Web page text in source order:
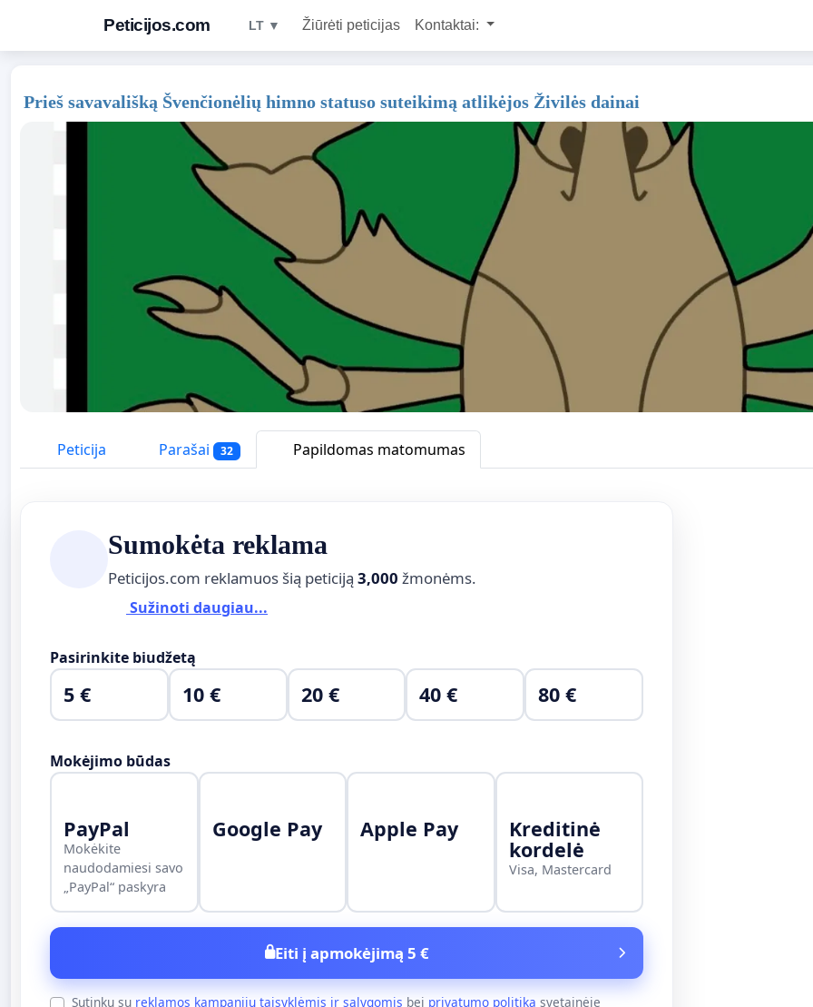
Peticijos.com LT ▼ Žiūrėti peticijas Kontaktai:
​Prieš savavališką Švenčionėlių himno statuso suteikimą atlikėjos Živilės dainai
Peticija Parašai 32 Papildomas matomumas
Sumokėta reklama
Peticijos.com reklamuos šią peticiją 3,000 žmonėms.
Sužinoti daugiau...
Pasirinkite biudžetą
5 € 10 € 20 € 40 € 80 €
Mokėjimo būdas
PayPal
Mokėkite
naudodamiesi savo
„PayPal“ paskyra
Google Pay Apple Pay Kreditinė
kordelė
Visa, Mastercard
Eiti į apmokėjimą 5 €
Sutinku su reklamos kampanijų taisyklėmis ir sąlygomis bei privatumo politika svetainėje